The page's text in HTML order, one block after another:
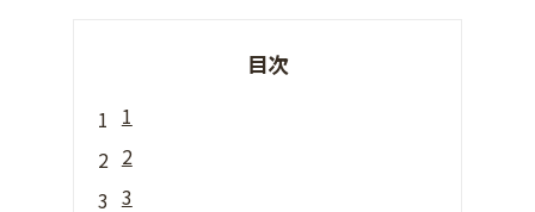
目次
1
2
3